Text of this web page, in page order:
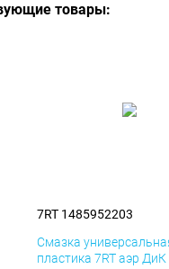
товары:
7RT 1485952203
Смазка
пластика 7RT аэр